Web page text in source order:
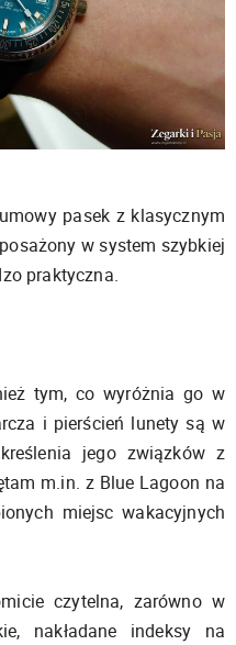
pasek z klasycznym
w system szybkiej
praktyczna.
tym, co wyróżnia go w
i pierścień lunety są w
jego związków z
m.in. z Blue Lagoon na
miejsc wakacyjnych
czytelna, zarówno w
nakładane indeksy na